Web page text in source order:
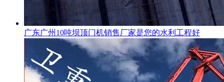
广东广州10吨坝顶门机销售厂家是您的水利工程好